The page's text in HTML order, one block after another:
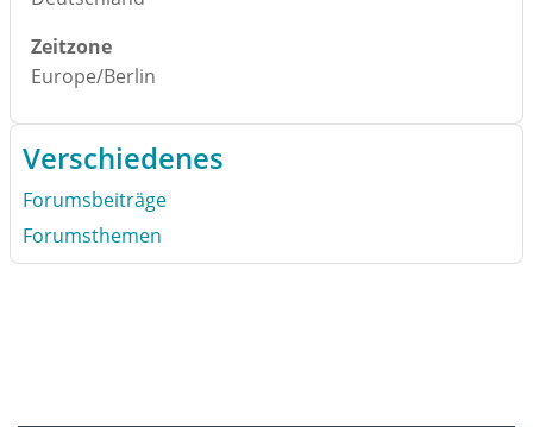
Zeitzone
Europe/Berlin
Verschiedenes
Forumsbeiträge
Forumsthemen